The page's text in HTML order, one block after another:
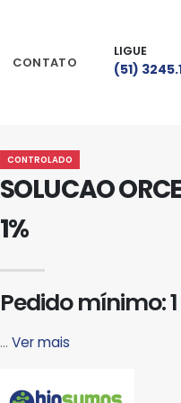
CONTATO
LIGUE
(51)
CONTROLADO
SOLUCAO
1%
Pedido mínimo: 1
... Ver mais